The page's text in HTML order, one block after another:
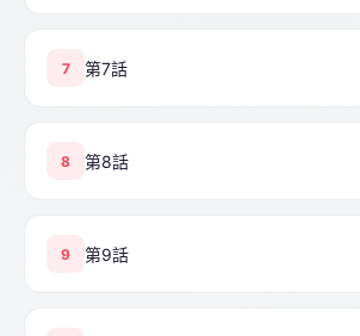
7 第7話
8 第8話
9 第9話